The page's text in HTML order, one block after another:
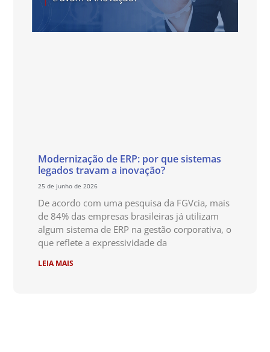
Modernização de ERP: por que sistemas
legados travam a inovação?
25 de junho de 2026
De acordo com uma pesquisa da FGVcia, mais
de 84% das empresas brasileiras já utilizam
algum sistema de ERP na gestão corporativa, o
que reflete a expressividade da
LEIA MAIS